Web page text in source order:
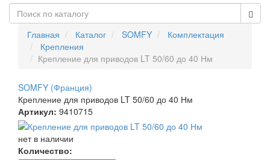
Главная Каталог SOMFY
Комплектация
Крепления
Крепление для приводов LT 50/60 до 40 Нм
SOMFY (Франция)
Крепление для приводов LT 50/60 до 40 Нм
Артикул: 9410715
нет в наличии
Количество: